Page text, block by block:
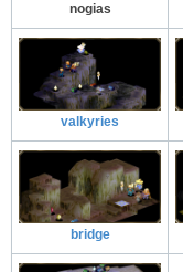
nogias
valkyries
bridge